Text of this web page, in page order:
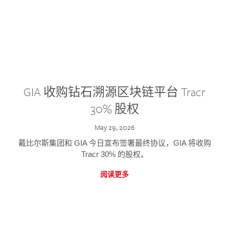
GIA 收购钻石溯源区块链平台 Tracr
30% 股权
May 29, 2026
戴比尔斯集团和 GIA 今日宣布签署最终协议，GIA 将收购
Tracr 30% 的股权。
阅读更多